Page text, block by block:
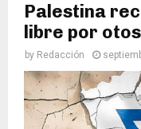
Palestina
libre por
by Redacción